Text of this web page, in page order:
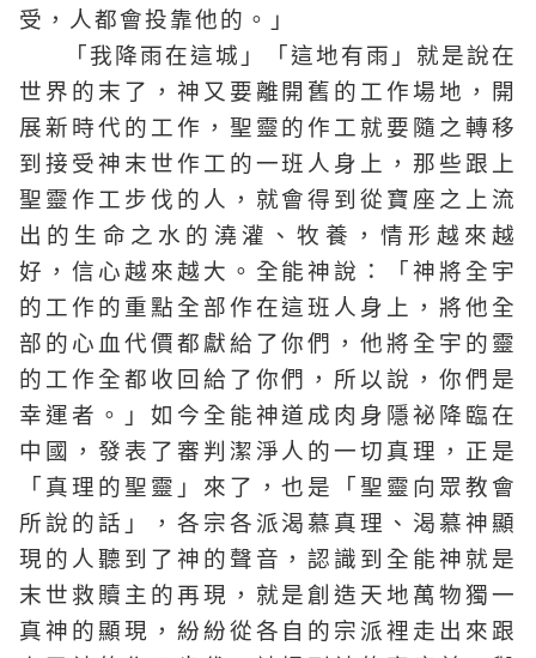
受，人都會投靠他的。」
「我降雨在這城」「這地有雨」就是說在
世界的末了，神又要離開舊的工作場地，開
展新時代的工作，聖靈的作工就要隨之轉移
到接受神末世作工的一班人身上，那些跟上
聖靈作工步伐的人，就會得到從寶座之上流
出的生命之水的澆灌、牧養，情形越來越
好，信心越來越大。全能神說：「神將全宇
的工作的重點全部作在這班人身上，將他全
部的心血代價都獻給了你們，他將全宇的靈
的工作全都收回給了你們，所以說，你們是
幸運者。」如今全能神道成肉身隱祕降臨在
中國，發表了審判潔淨人的一切真理，正是
「真理的聖靈」來了，也是「聖靈向眾教會
所說的話」，各宗各派渴慕真理、渴慕神顯
現的人聽到了神的聲音，認識到全能神就是
末世救贖主的再現，就是創造天地萬物獨一
真神的顯現，紛紛從各自的宗派裡走出來跟